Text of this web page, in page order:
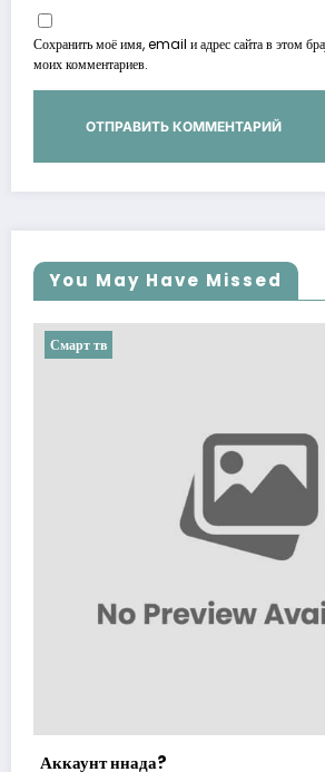
Сохранить моё имя, email и адрес сайта в этом
моих комментариев.
You May Have Missed
Смарт тв
Аккаунт ннада?